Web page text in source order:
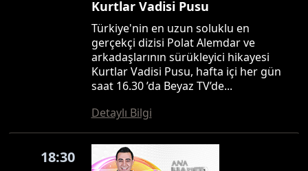
Kurtlar Vadisi Pusu
Türkiye'nin en uzun soluklu en
gerçekçi dizisi Polat Alemdar ve
arkadaşlarının sürükleyici hikayesi
Kurtlar Vadisi Pusu, hafta içi her gün
saat 16.30 ’da Beyaz TV’de...
Detaylı Bilgi
18:30